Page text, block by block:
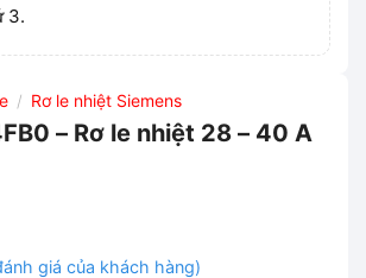
3.
/ Rơ le nhiệt Siemens
– Rơ le nhiệt 28 – 40 A
giá của khách hàng)